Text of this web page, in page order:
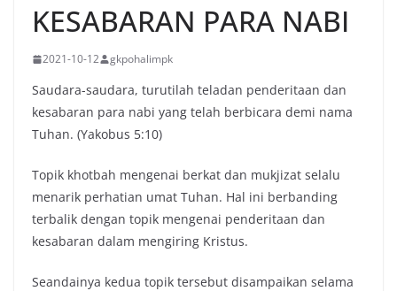
KESABARAN PARA NABI
2021-10-12 gkpohalimpk
Saudara-saudara, turutilah teladan penderitaan dan
kesabaran para nabi yang telah berbicara demi nama
Tuhan. (Yakobus 5:10)
Topik khotbah mengenai berkat dan mukjizat selalu
menarik perhatian umat Tuhan. Hal ini berbanding
terbalik dengan topik mengenai penderitaan dan
kesabaran dalam mengiring Kristus.
Seandainya kedua topik tersebut disampaikan selama